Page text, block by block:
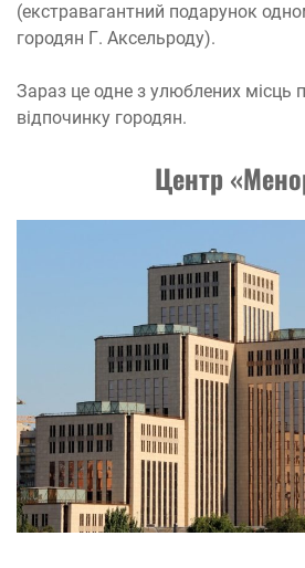
(екстравагантний подарунок
городян Г. Аксельроду).
Зараз це одне з улюблених місць
відпочинку городян.
Центр